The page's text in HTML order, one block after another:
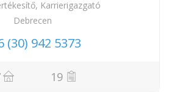
Karrierigazgató
Debrecen
(30) 942 5373
19